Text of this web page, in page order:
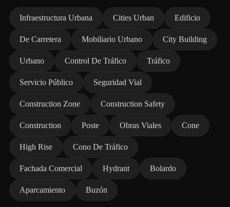
Infraestructura Urbana Cities Urban Edificio
De Carretera Mobiliario Urbano City Building
Urbano Control De Tráfico Tráfico
Servicio Público Seguridad Vial
Construction Zone Construction Safety
Construction Poste Obras Viales Cone
High Rise Cono De Tráfico
Fachada Comercial Hydrant Bolardo
Aparcamiento Buzón